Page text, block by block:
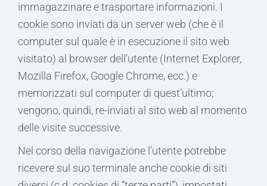
immagazzinare e trasportare informazioni. I
cookie sono inviati da un server web (che è il
computer sul quale è in esecuzione il sito web
visitato) al browser dell’utente (Internet Explorer,
Mozilla Firefox, Google Chrome, ecc.) e
memorizzati sul computer di quest’ultimo;
vengono, quindi, re-inviati al sito web al momento
delle visite successive.
Nel corso della navigazione l’utente potrebbe
ricevere sul suo terminale anche cookie di siti